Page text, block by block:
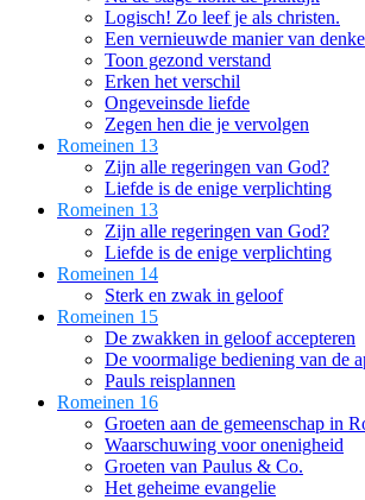
Logisch! Zo leef je als christen.
Een vernieuwde manier van
Toon gezond verstand
Erken het verschil
Ongeveinsde liefde
Zegen hen die je vervolgen
Romeinen 13
Zijn alle regeringen van God?
Liefde is de enige verplichting
Romeinen 13
Zijn alle regeringen van God?
Liefde is de enige verplichting
Romeinen 14
Sterk en zwak in geloof
Romeinen 15
De zwakken in geloof accepteren
De voormalige bediening van de
Pauls reisplannen
Romeinen 16
Groeten aan de gemeenschap in
Waarschuwing voor onenigheid
Groeten van Paulus & Co.
Het geheime evangelie